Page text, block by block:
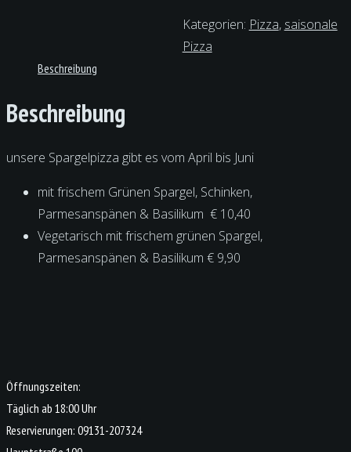
Kategorien: Pizza, saisonale
Pizza
Beschreibung
Beschreibung
unsere Spargelpizza gibt es vom April bis Juni
mit frischem Grünen Spargel, Schinken,
Parmesanspänen & Basilikum € 10,40
Vegetarisch mit frischem grünen Spargel,
Parmesanspänen & Basilikum € 9,90
Öffnungszeiten:
Täglich ab 18:00 Uhr
Reservierungen: 09131-207324